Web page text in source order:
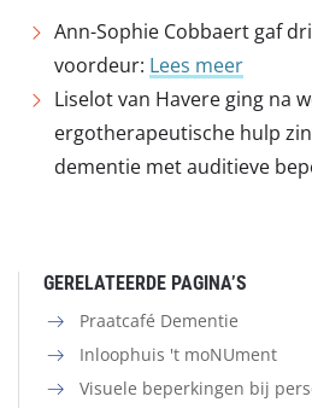
Ann-Sophie Cobbaert gaf
voordeur: Lees meer
Liselot van Havere ging na
ergotherapeutische hulp
dementie met auditieve
GERELATEERDE PAGINA’S
Praatcafé Dementie
Inloophuis 't moNUment
Visuele beperkingen bij